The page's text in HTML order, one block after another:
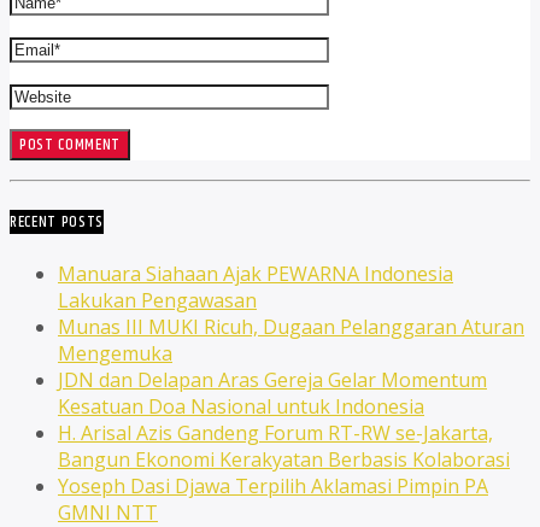
RECENT POSTS
Manuara Siahaan Ajak PEWARNA Indonesia
Lakukan Pengawasan
Munas III MUKI Ricuh, Dugaan Pelanggaran Aturan
Mengemuka
JDN dan Delapan Aras Gereja Gelar Momentum
Kesatuan Doa Nasional untuk Indonesia
H. Arisal Azis Gandeng Forum RT-RW se-Jakarta,
Bangun Ekonomi Kerakyatan Berbasis Kolaborasi
Yoseph Dasi Djawa Terpilih Aklamasi Pimpin PA
GMNI NTT